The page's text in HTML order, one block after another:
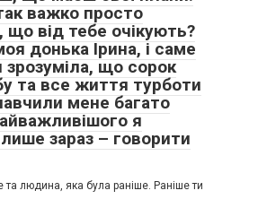
важко просто
що від тебе очікують?
донька Ірина, і саме
зрозуміла, що сорок
та все життя турботи
мене багато
я
зараз – говорити
людина, яка була раніше. Раніше ти